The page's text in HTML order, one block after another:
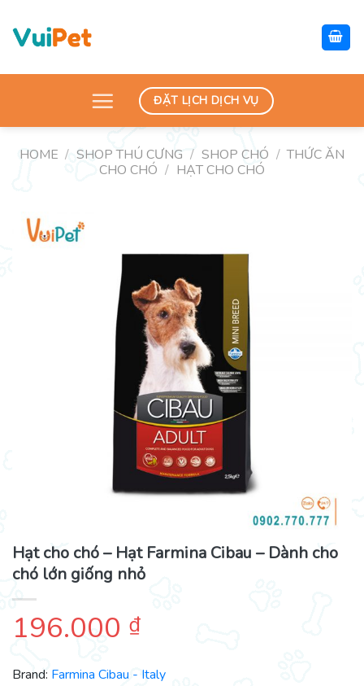
content
ĐẶT LỊCH DỊCH VỤ
HOME / SHOP THÚ CƯNG / SHOP CHÓ / THỨC ĂN
CHO CHÓ / HẠT CHO CHÓ
Hạt cho chó – Hạt Farmina Cibau – Dành cho
chó lớn giống nhỏ
196.000 ₫
Brand: Farmina Cibau - Italy